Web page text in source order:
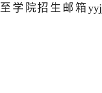
至学院招生邮箱